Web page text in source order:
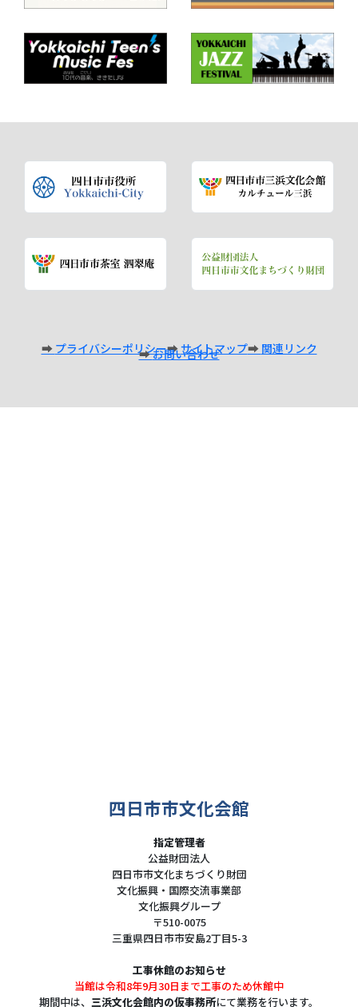
プライバシーポリシー サイトマップ 関連リンク
お問い合わせ
四日市市文化会館
指定管理者
公益財団法人
四日市市文化まちづくり財団
文化振興・国際交流事業部
文化振興グループ
〒510-0075
三重県四日市市安島2丁目5-3
工事休館のお知らせ
当館は令和8年9月30日まで工事のため休館中
期間中は、 三浜文化会館内の仮事務所にて業務を行います。